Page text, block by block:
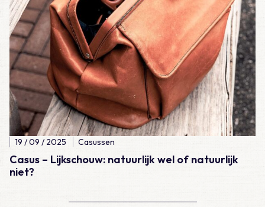
Casus – Lijkschouw: natuurlijk wel of natuurlijk
niet?
19 / 09 / 2025 Casussen